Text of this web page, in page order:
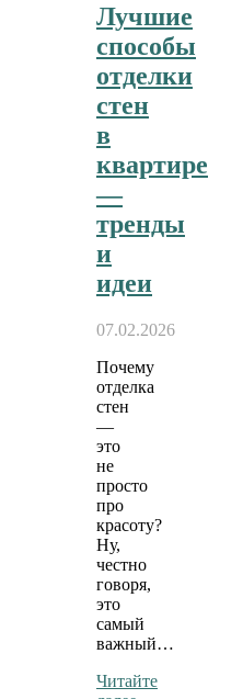
Лучшие
способы
отделки
стен
в
квартире
—
тренды
и
идеи
07.02.2026
Почему
отделка
стен
—
это
не
просто
про
красоту?
Ну,
честно
говоря,
это
самый
важный…
Читайте